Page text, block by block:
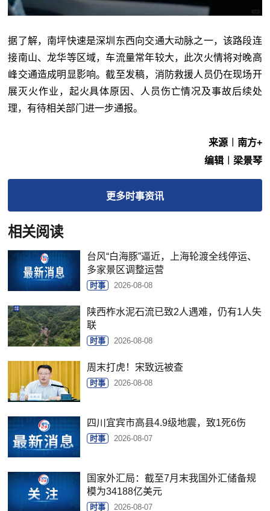
据了解，南坪快速是深圳东西向交通大动脉之一，该路段连
接南山、龙华等区域，车流量常年较大，此次火情将对晚高
峰交通造成明显影响。截至发稿，消防救援人员仍在现场开
展灭火作业，起火具体原因、人员伤亡情况及事故后续处
理，有待相关部门进一步通报。
来源︱南方+
编辑︱梁景琴
更多时事资讯
相关阅读
台风“白海豚”逼近，上海轮渡全线停运、
多家景区调整运营
时事 2026-08-08
陕西柞水泥石流已致2人遇难，仍有1人失
联
时事 2026-08-08
周末打虎！宋致远被查
时事 2026-08-08
四川宜宾市高县4.9级地震，致1死6伤
时事 2026-08-07
国家外汇局：截至7月末我国外汇储备规
模为34188亿美元
时事 2026-08-07